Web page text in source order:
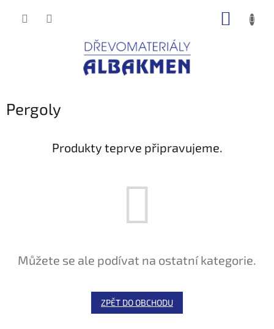
Pergoly
Produkty teprve připravujeme.
Můžete se ale podívat na ostatní kategorie.
ZPĚT DO OBCHODU